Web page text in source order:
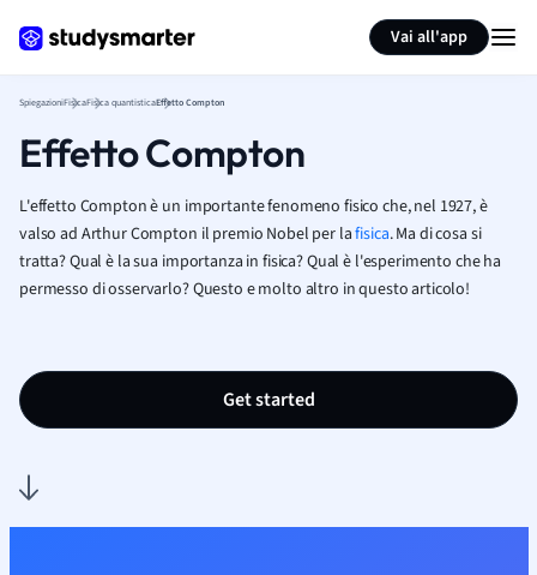
Vai all'app
SpiegazioniFisicaFisica quantisticaEffetto Compton
Effetto Compton
L'effetto Compton è un importante fenomeno fisico che, nel 1927, è
valso ad Arthur Compton il premio Nobel per lafisica. Ma di cosa si
tratta? Qual è la sua importanza in fisica? Qual è l'esperimento che ha
permesso di osservarlo? Questo e molto altro in questo articolo!
Get started
Summarize page